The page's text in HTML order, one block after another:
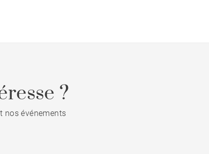
?
nos événements